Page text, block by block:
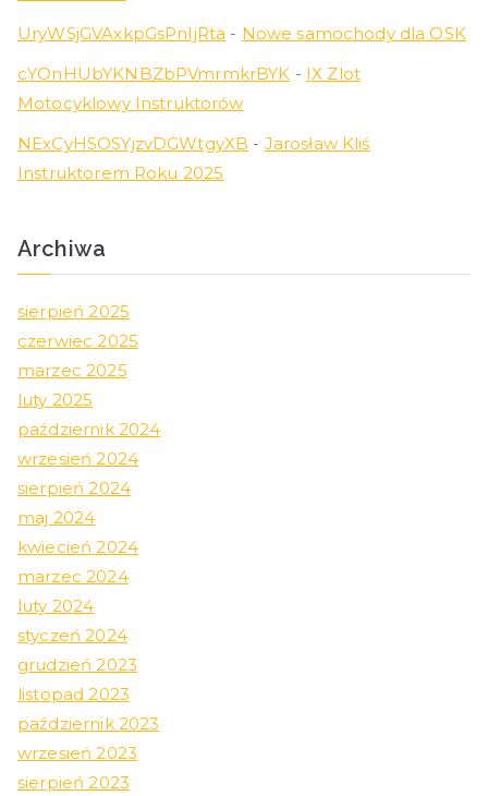
UryWSjGVAxkpGsPnIjRta - Nowe samochody dla OSK
cYOnHUbYKNBZbPVmrmkrBYK - IX Zlot
Motocyklowy Instruktorów
NExCyHSOSYjzvDGWtgyXB - Jarosław Kliś
Instruktorem Roku 2025
Archiwa
sierpień 2025
czerwiec 2025
marzec 2025
luty 2025
październik 2024
wrzesień 2024
sierpień 2024
maj 2024
kwiecień 2024
marzec 2024
luty 2024
styczeń 2024
grudzień 2023
listopad 2023
październik 2023
wrzesień 2023
sierpień 2023